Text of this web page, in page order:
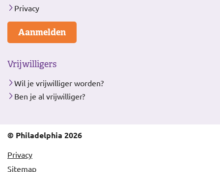
Privacy
Aanmelden
Vrijwilligers
Wil je vrijwilliger worden?
Ben je al vrijwilliger?
© Philadelphia 2026
Privacy
Sitemap